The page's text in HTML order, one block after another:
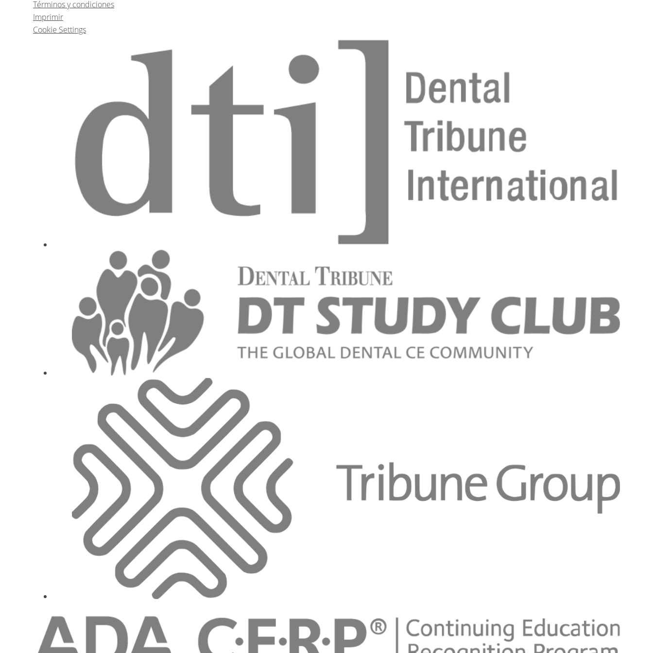
Biofilm-Management in der systematischen Parodontitistherapie
Zahnmedizinische Prophylaxe - aber richtig! Stressreduktion und Wellness für jeden Behandler
Adina Mauder
Re-architecting Oral Healthcare for the 21st Century
Sahil Bareja
Términos y condiciones
Imprimir
Cookie Settings